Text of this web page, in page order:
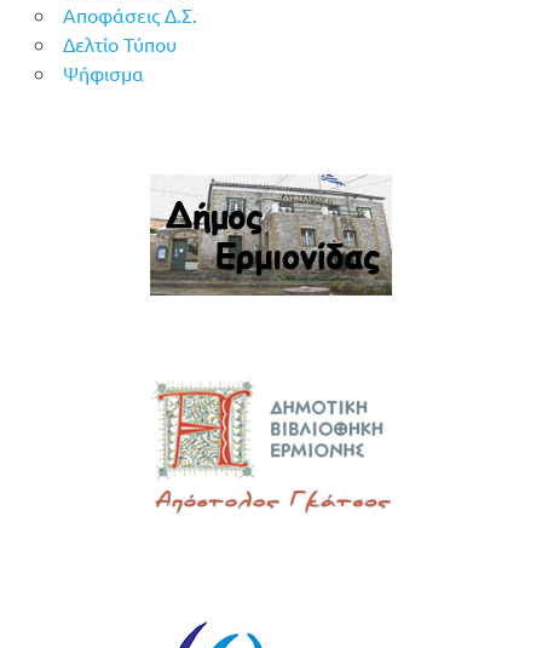
Αποφάσεις Δ.Σ.
Δελτίο Τύπου
Ψήφισμα